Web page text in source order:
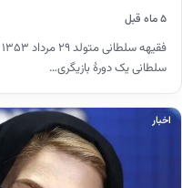
۵ ماه قبل
سلطانی یک دورهٔ بازیگری…
اخبار